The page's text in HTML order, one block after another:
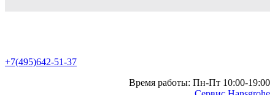
+7(495)642-51-37
Время работы: Пн-Пт 10:00-19:00